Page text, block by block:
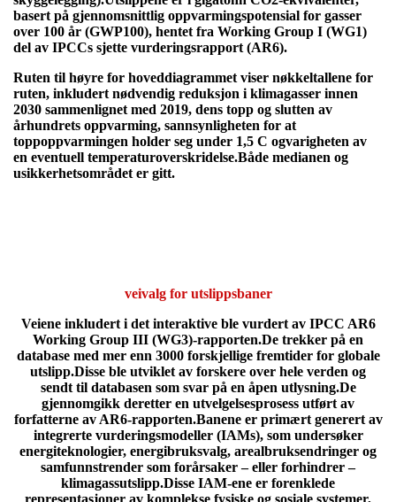
basert på gjennomsnittlig oppvarmingspotensial for gasser
over 100 år (GWP100), hentet fra Working Group I (WG1)
del av IPCCs sjette vurderingsrapport (AR6).
Ruten til høyre for hoveddiagrammet viser nøkkeltallene for
ruten, inkludert nødvendig reduksjon i klimagasser innen
2030 sammenlignet med 2019, dens topp og slutten av
århundrets oppvarming, sannsynligheten for at
toppoppvarmingen holder seg under 1,5 C ogvarigheten av
en eventuell temperaturoverskridelse.Både medianen og
usikkerhetsområdet er gitt.​
veivalg for utslippsbaner
Veiene inkludert i det interaktive ble vurdert av IPCC AR6
Working Group III (WG3)-rapporten.De trekker på en
database med mer enn 3000 forskjellige fremtider for globale
utslipp.Disse ble utviklet av forskere over hele verden og
sendt til databasen som svar på en åpen utlysning.De
gjennomgikk deretter en utvelgelsesprosess utført av
forfatterne av AR6-rapporten.Banene er primært generert av
integrerte vurderingsmodeller (IAMs), som undersøker
energiteknologier, energibruksvalg, arealbruksendringer og
samfunnstrender som forårsaker – eller forhindrer –
klimagassutslipp.Disse IAM-ene er forenklede
representasjoner av komplekse fysiske og sosiale systemer,